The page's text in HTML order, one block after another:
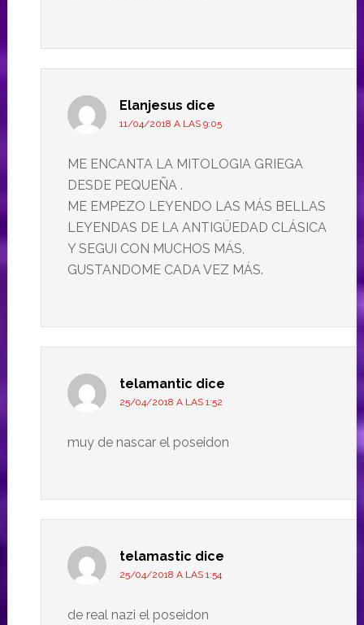
Elanjesus dice
11/04/2018 A LAS 9:05
ME ENCANTA LA MITOLOGIA GRIEGA
DESDE PEQUEÑA .
ME EMPEZO LEYENDO LAS MÁS BELLAS
LEYENDAS DE LA ANTIGÜEDAD CLÁSICA
Y SEGUI CON MUCHOS MÁS,
GUSTANDOME CADA VEZ MÁS.
telamantic dice
25/04/2018 A LAS 1:52
muy de nascar el poseidon
telamastic dice
25/04/2018 A LAS 1:54
de real nazi el poseidon